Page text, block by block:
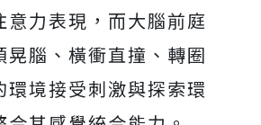
力表現，而大腦前庭
腦、橫衝直撞、轉圈
境接受刺激與探索環